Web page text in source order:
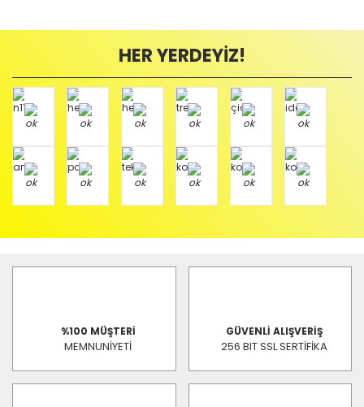
HER YERDEYİZ!
%100 MÜŞTERİ
MEMNUNİYETİ
GÜVENLİ ALIŞVERİŞ
256 BIT SSL SERTİFİKA